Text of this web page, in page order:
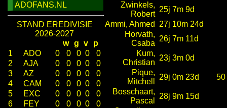
ADOFANS.NL
STAND EREDIVISIE
2026-2027
w g v
p
1
ADO 0 0 0 0
0
2
AJA 0 0 0 0
0
3
AZ 0 0 0 0
0
4
CAM 0 0 0 0
0
5
EXC 0 0 0 0
0
6
FEY 0 0 0 0
0
Zwinkels,
Robert
25j 7m 9d
Ammi, Ahmed
27j 10m 24d
Horvath,
Csaba
26j 7m 11d
Kum,
Christian
23j 3m 0d
Pique,
Mitchell
29j 0m 23d
50
Bosschaart,
Pascal
28j 9m 15d